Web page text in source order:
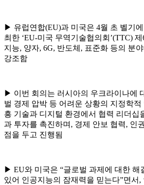
▶ 유럽연합(EU)과 미국은 4월 초 벨기
최한 ‘EU-미국 무역기술협의회 ’(TTC) 제
지능, 양자, 6G, 반도체 , 표준화 등의 분
강조함
▶ 이번 회의는 러시아의 우크라이나에
벌 경제 압박 등 어려운 상황의 지정학적
흥 기술과 디지털 환경에서 협력 리더십
과 투자를 촉진하며 , 경제 안보 협력, 인
점을 두고 진행됨
▶ EU와 미국은 “글로벌 과제에 대한 해
있어 인공지능의 잠재력을 믿는다”면서 ,